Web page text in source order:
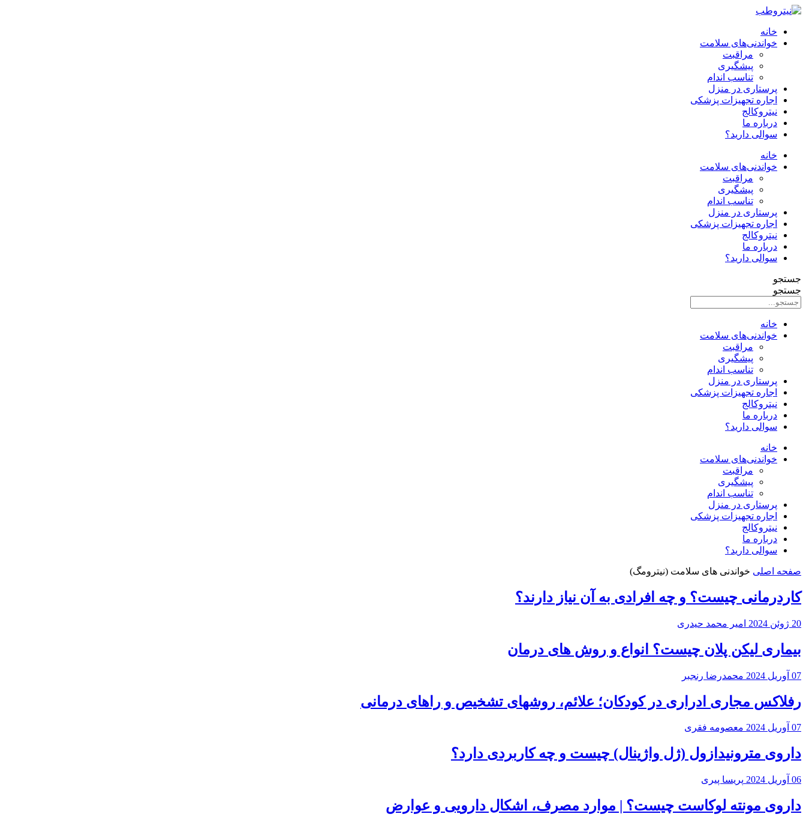
خانه
خواندنی‌های سلامت
مراقبت
پیشگیری
تناسب اندام
پرستاری در منزل
اجاره تجهیزات پزشکی
نیتروکالج
درباره ما
سوالی دارید؟
خانه
خواندنی‌های سلامت
مراقبت
پیشگیری
تناسب اندام
پرستاری در منزل
اجاره تجهیزات پزشکی
نیتروکالج
درباره ما
سوالی دارید؟
جستجو
جستجو
خانه
خواندنی‌های سلامت
مراقبت
پیشگیری
تناسب اندام
پرستاری در منزل
اجاره تجهیزات پزشکی
نیتروکالج
درباره ما
سوالی دارید؟
خانه
خواندنی‌های سلامت
مراقبت
پیشگیری
تناسب اندام
پرستاری در منزل
اجاره تجهیزات پزشکی
نیتروکالج
درباره ما
سوالی دارید؟
صفحه اصلی خواندنی های سلامت (نیترومگ)
کاردرمانی چیست؟ و چه افرادی به آن نیاز دارند؟
20 ژوئن 2024 امیر محمد حیدری
بیماری لیکن پلان چیست؟ انواع و روش های درمان
07 آوریل 2024 محمدرضا رنجبر
رفلاکس مجاری ادراری در کودکان؛ علائم، روشهای تشخیص و راهای درمانی
07 آوریل 2024 معصومه فقری
داروی مترونیدازول (ژل واژینال) چیست و چه کاربردی دارد؟
06 آوریل 2024 پریسا پیری
داروی مونته لوکاست چیست؟ | موارد مصرف، اشکال دارویی و عوارض